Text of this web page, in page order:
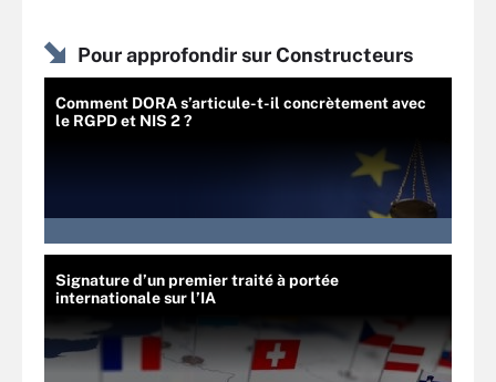
Pour approfondir sur Constructeurs
Comment DORA s’articule-t-il concrètement avec
le RGPD et NIS 2 ?
Signature d’un premier traité à portée
internationale sur l’IA